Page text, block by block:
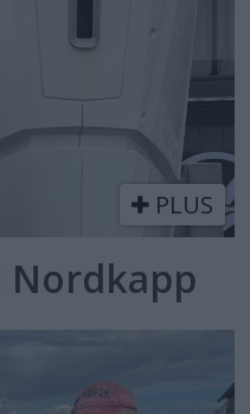
PLUS
Nordkapp